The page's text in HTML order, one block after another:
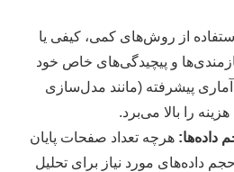
استفاده از روش‌های کمی، کیفی یا
و پیچیدگی‌های خاص خود
آماری پیشرفته (مانند مدل‌سازی
را بالا می‌برد.
داده‌ها: هرچه تعداد صفحات پایان
داده‌های مورد نیاز برای تحلیل